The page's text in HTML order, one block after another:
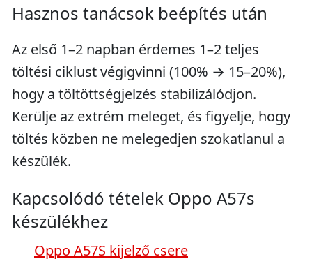
Hasznos tanácsok beépítés után
Az első 1–2 napban érdemes 1–2 teljes
töltési ciklust végigvinni (100% → 15–20%),
hogy a töltöttségjelzés stabilizálódjon.
Kerülje az extrém meleget, és figyelje, hogy
töltés közben ne melegedjen szokatlanul a
készülék.
Kapcsolódó tételek Oppo A57s
készülékhez
Oppo A57S kijelző csere